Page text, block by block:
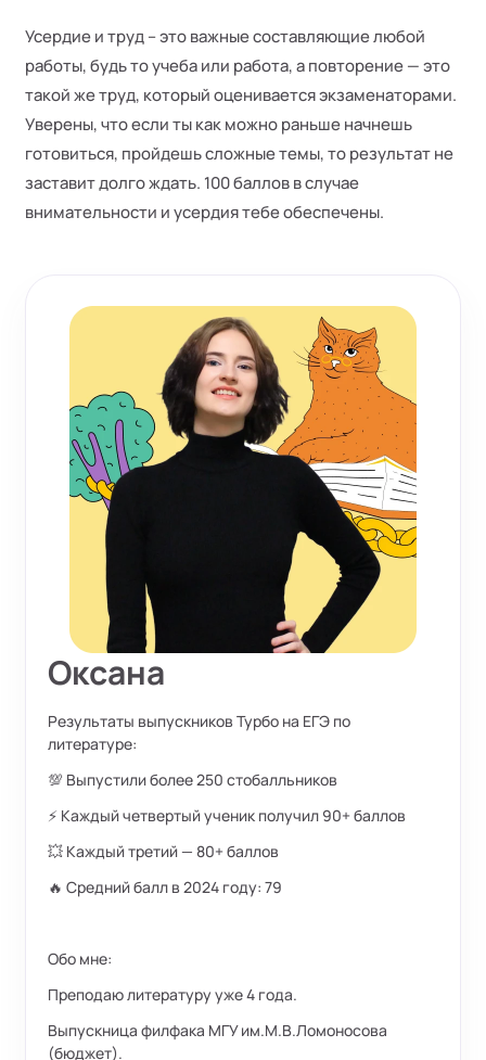
Усердие и труд – это важные составляющие любой
работы, будь то учеба или работа, а повторение — это
такой же труд, который оценивается экзаменаторами.
Уверены, что если ты как можно раньше начнешь
готовиться, пройдешь сложные темы, то результат не
заставит долго ждать. 100 баллов в случае
внимательности и усердия тебе обеспечены.
Оксана
Результаты выпускников Турбо на ЕГЭ по
литературе:
💯 Выпустили более 250 стобалльников
⚡ Каждый четвертый ученик получил 90+ баллов
💥 Каждый третий — 80+ баллов
🔥 Средний балл в 2024 году: 79
Обо мне:
Преподаю литературу уже 4 года.
Выпускница филфака МГУ им.М.В.Ломоносова
(бюджет).